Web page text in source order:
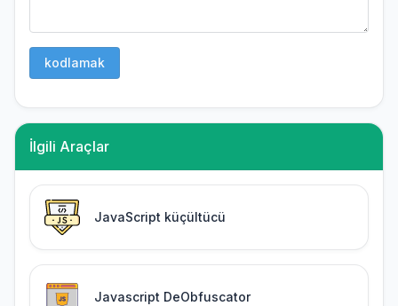
kodlamak
İlgili Araçlar
JavaScript küçültücü
Javascript DeObfuscator